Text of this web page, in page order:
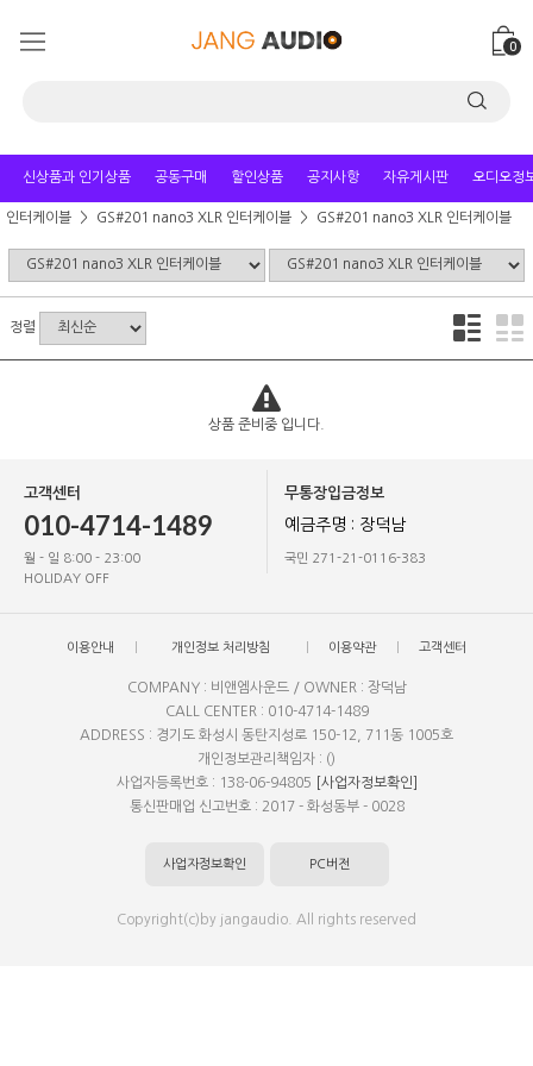
0
신상품과 인기상품 공동구매 할인상품 공지사항 자유게시판 오디오정
인터케이블 GS#201 nano3 XLR 인터케이블 GS#201 nano3 XLR 인터케이블
정렬
상품 준비중 입니다.
고객센터
010-4714-1489
월 - 일 8:00 - 23:00
HOLIDAY OFF
무통장입금정보
예금주명 : 장덕남
국민 271-21-0116-383
이용안내 개인정보 처리방침 이용약관 고객센터
COMPANY : 비앤엠사운드 / OWNER : 장덕남
CALL CENTER : 010-4714-1489
ADDRESS : 경기도 화성시 동탄지성로 150-12, 711동 1005호
개인정보관리책임자 : ()
사업자등록번호 : 138-06-94805
[사업자정보확인]
통신판매업 신고번호 : 2017 - 화성동부 - 0028
사업자정보확인 PC버전
Copyright(c)by jangaudio. All rights reserved